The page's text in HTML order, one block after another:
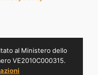
al Ministero dello
VE2010C000315.